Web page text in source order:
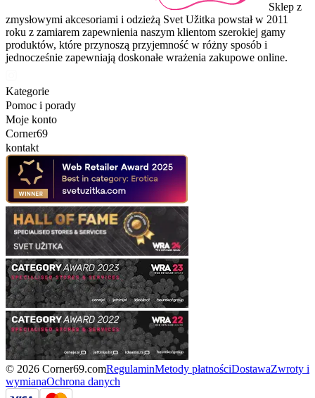
Sklep z
zmysłowymi akcesoriami i odzieżą Svet Užitka powstał w 2011
roku z zamiarem zapewnienia naszym klientom szerokiej gamy
produktów, które przynoszą przyjemność w różny sposób i
jednocześnie zapewniają doskonałe wrażenia zakupowe online.
Kategorie
Pomoc i porady
Moje konto
Corner69
kontakt
© 2026 Corner69.comRegulaminMetody płatnościDostawaZwroty i
wymianaOchrona danych